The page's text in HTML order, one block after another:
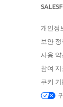
관리자 콘
외부에서
페이지에서
을 저장합니다.
개인정
보안 정
사용 약
참여 지
쿠키